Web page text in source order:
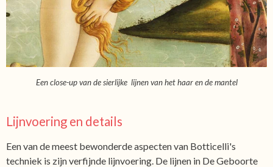
Een close-up van de sierlijke lijnen van het haar en de mantel
Lijnvoering en details
Een van de meest bewonderde aspecten van Botticelli's
techniek is zijn verfijnde lijnvoering. De lijnen in De Geboorte